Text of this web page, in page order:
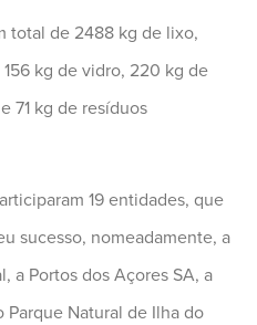
total de 2488 kg de lixo,
kg de vidro, 220 kg de
71 kg de resíduos
19 entidades, que
sucesso, nomeadamente, a
a Portos dos Açores SA, a
Parque Natural de Ilha do